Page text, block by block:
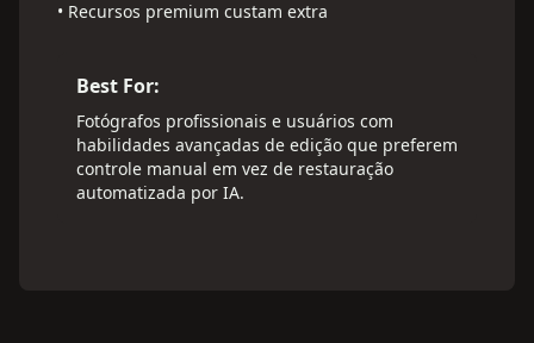
• Recursos premium custam extra
Best For:
Fotógrafos profissionais e usuários com
habilidades avançadas de edição que preferem
controle manual em vez de restauração
automatizada por IA.